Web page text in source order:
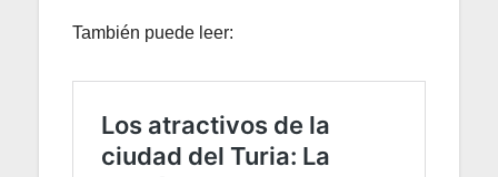
También puede leer: